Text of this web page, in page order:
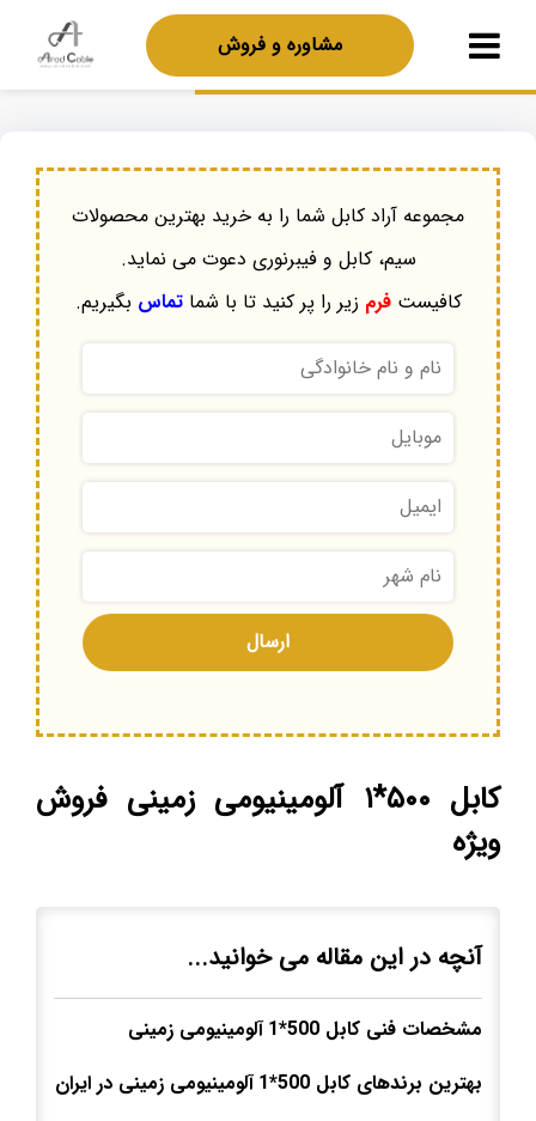
مشاوره و فروش
مجموعه آراد کابل شما را به خرید بهترین محصولات
سیم، کابل و فیبرنوری دعوت می نماید.
کافیستفرم زیر را پر کنید تا با شماتماس بگیریم.
کابل ۵۰۰*۱ آلومینیومی زمینی فروش
ویژه
آنچه در این مقاله می خوانید...
مشخصات فنی کابل 500*1
آلومینیومی زمینی
بهترین برندهای کابل 500*1
آلومینیومی زمینی در ایران